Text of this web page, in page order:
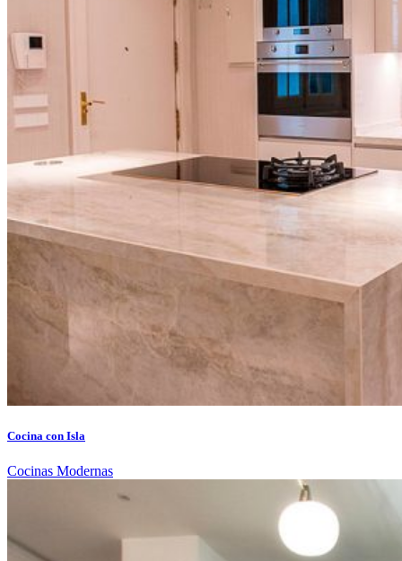
Cocina con Isla
Cocinas Modernas